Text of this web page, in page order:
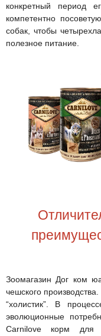
конкретный период
компетентно
собак, чтобы
полезное питание.
Зоомагазин Дог ком
чешского
“холистик”. В
эволюционные
Сarnilove корм для